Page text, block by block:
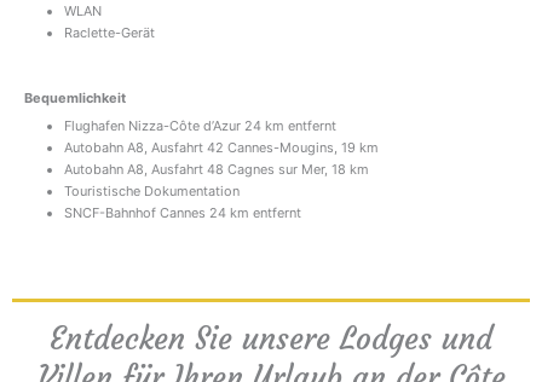
WLAN
Raclette-Gerät
Bequemlichkeit
Flughafen Nizza-Côte d’Azur 24 km entfernt
Autobahn A8, Ausfahrt 42 Cannes-Mougins, 19 km
Autobahn A8, Ausfahrt 48 Cagnes sur Mer, 18 km
Touristische Dokumentation
SNCF-Bahnhof Cannes 24 km entfernt
Entdecken Sie unsere Lodges und